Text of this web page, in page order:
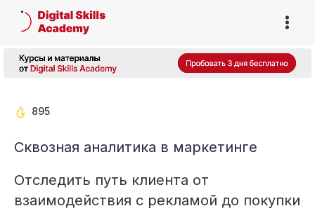
895
Сквозная аналитика в маркетинге
Отследить путь клиента от
взаимодействия с рекламой до покупки